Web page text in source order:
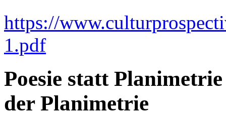
https://
1.pdf
Poesie statt
der Planimetrie